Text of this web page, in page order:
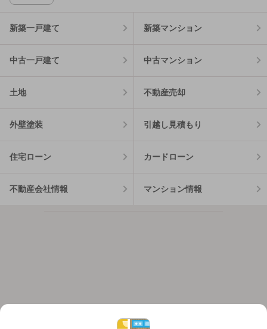
新築一戸建て 新築マンション
中古一戸建て 中古マンション
土地 不動産売却
外壁塗装 引越し見積もり
住宅ローン カードローン
不動産会社情報 マンション情報